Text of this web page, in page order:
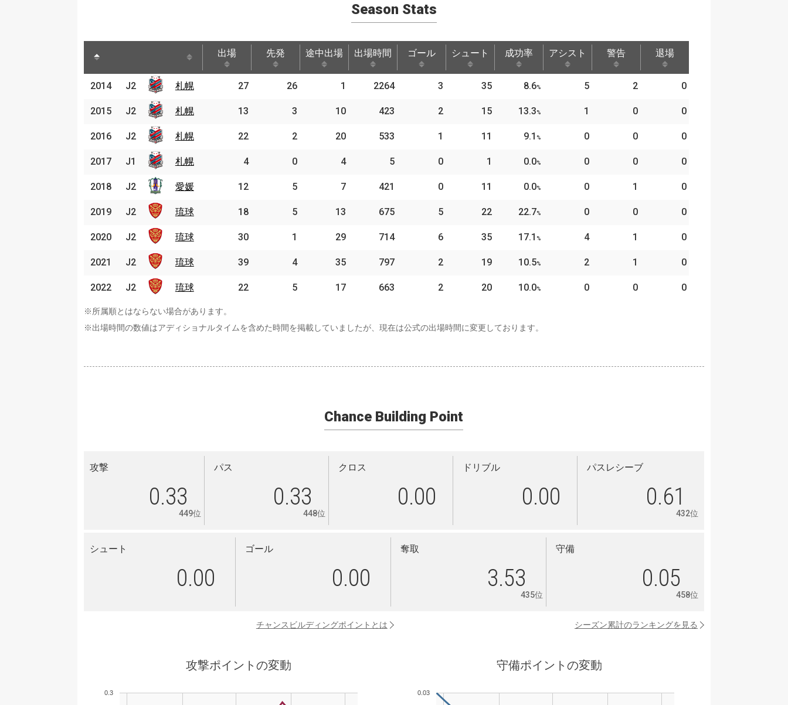
Season Stats
出場 先発 途中出場 出場時間 ゴール シュート 成功率 アシスト 警告 退場
途中出場 出場時間 シュート 成功率 アシスト
2014 札幌 27 26 1 2264 3 35 8.6% 5 2 0
2015 札幌 13 3 10 423 2 15 13.3% 1 0 0
2016 札幌 22 2 20 533 1 11 9.1 % 0 0 0
2017 札幌 4 0 4 5 0 1 0.0% 0 0 0
2018 愛媛 12 5 7 421 0 11 0.0% 0 1 0
2019 琉球 18 5 13 675 5 22 22.7% 0 0 0
2020 琉球 30 1 29 714 6 35 17.1 % 4 1 0
2021 琉球 39 4 35 797 2 19 10.5% 2 1 0
2022 琉球 22 5 17 663 2 20 10.0% 0 0 0
2014 J2 札幌
2015 J2 札幌
2016 J2 札幌
2017 J1 札幌
2018 J2 愛媛
2019 J2 琉球
2020 J2 琉球
2021 J2 琉球
2022 J2 琉球
※所属順とはならない場合があります。
※出場時間の数値はアディショナルタイムを含めた時間を掲載していましたが、現在は公式の出場時間に変更しております。
Chance Building Point
攻撃
0.33
449位
パス
0.33
448位
クロス
0.00
ドリブル
0.00
パスレシーブ
0.61
432位
シュート
0.00
ゴール
0.00
奪取
3.53
435位
守備
0.05
458位
チャンスビルディングポイントとは シーズン累計のランキングを見る
攻撃ポイントの変動
0.3
守備ポイントの変動
0.03